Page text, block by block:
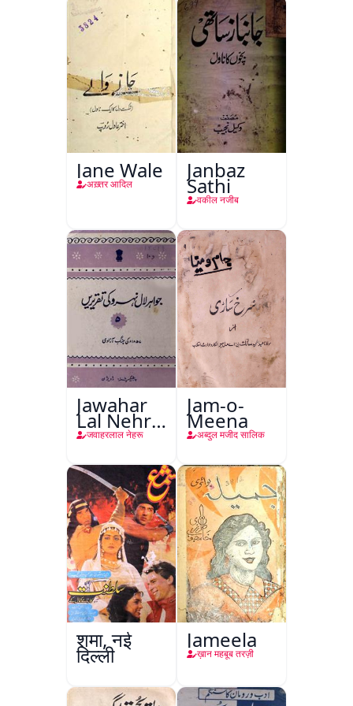
Jane Wale
अख़्तर आदिल
Janbaz
Sathi
वकील नजीब
Jawahar
Lal Nehru
Ki
(Jang-e-
Azadi)
जवाहरलाल नेहरू
Jam-o-
Meena
अब्दुल मजीद सालिक
शमा, नई
दिल्ली
Jameela
ख़ान महबूब तरज़ी